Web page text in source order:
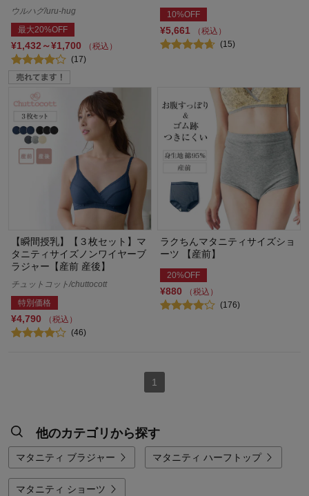
ウルハグ/uru-hug
最大20%OFF
¥1,432～¥1,700
（税込）
(17)
10%OFF
¥5,661
（税込）
(15)
【瞬間授乳】【３枚セット】マ
タニティサイズノンワイヤーブ
ラジャー【産前 産後】
チュットコット/chuttocott
特別価格
¥4,790
（税込）
(46)
ラクちんマタニティサイズショ
ーツ 【産前】
20%OFF
¥880
（税込）
(176)
1
他のカテゴリから探す
マタニティ ブラジャー マタニティ ハーフトップ
マタニティ ショーツ